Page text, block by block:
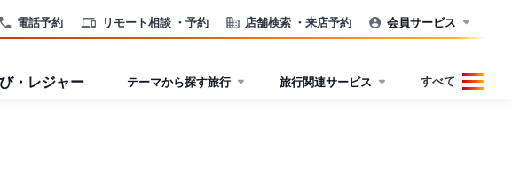
電話予約 リモート相談 ・予約 店舗検索 ・来店予約 会員サービス
・レジャー テーマから探す旅行 旅行関連サービス すべて